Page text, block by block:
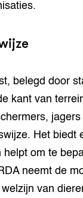
belegd door
kant van
Het biedt
om te
neemt de
van